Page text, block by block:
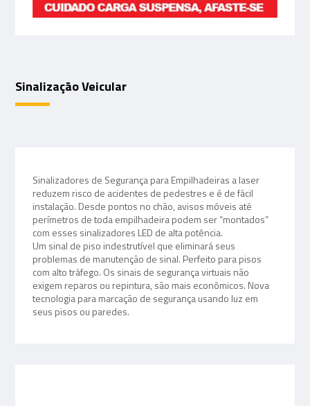
Sinalização Veicular
Sinalizadores de Segurança para Empilhadeiras a laser
reduzem risco de acidentes de pedestres e é de fácil
instalação. Desde pontos no chão, avisos móveis até
perímetros de toda empilhadeira podem ser “montados”
com esses sinalizadores LED de alta potência.
Um sinal de piso indestrutível que eliminará seus
problemas de manutenção de sinal. Perfeito para pisos
com alto tráfego. Os sinais de segurança virtuais não
exigem reparos ou repintura, são mais econômicos. Nova
tecnologia para marcação de segurança usando luz em
seus pisos ou paredes.